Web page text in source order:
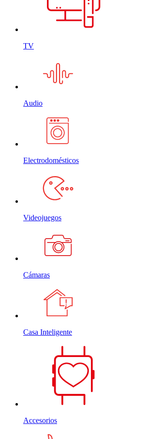
TV
Audio
Electrodomésticos
Videojuegos
Cámaras
Casa Inteligente
Accesorios